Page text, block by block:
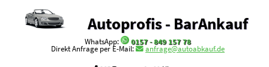
Autoprofis - BarAnkauf
WhatsApp:
0157 - 849 157 78
Direkt Anfrage per E-Mail:
anfrage@autoabkauf.de